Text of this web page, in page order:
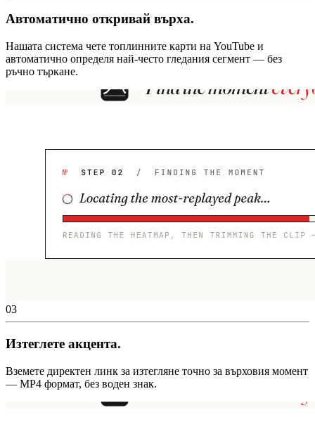
Автоматично откривай върха.
Нашата система чете топлинните карти на YouTube и
автоматично определя най-често гледания сегмент — без
ръчно търкане.
03
Изтеглете акцента.
Вземете директен линк за изтегляне точно за върховия момент
— MP4 формат, без воден знак.